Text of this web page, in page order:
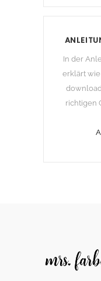
In der
erklärt
richtigen